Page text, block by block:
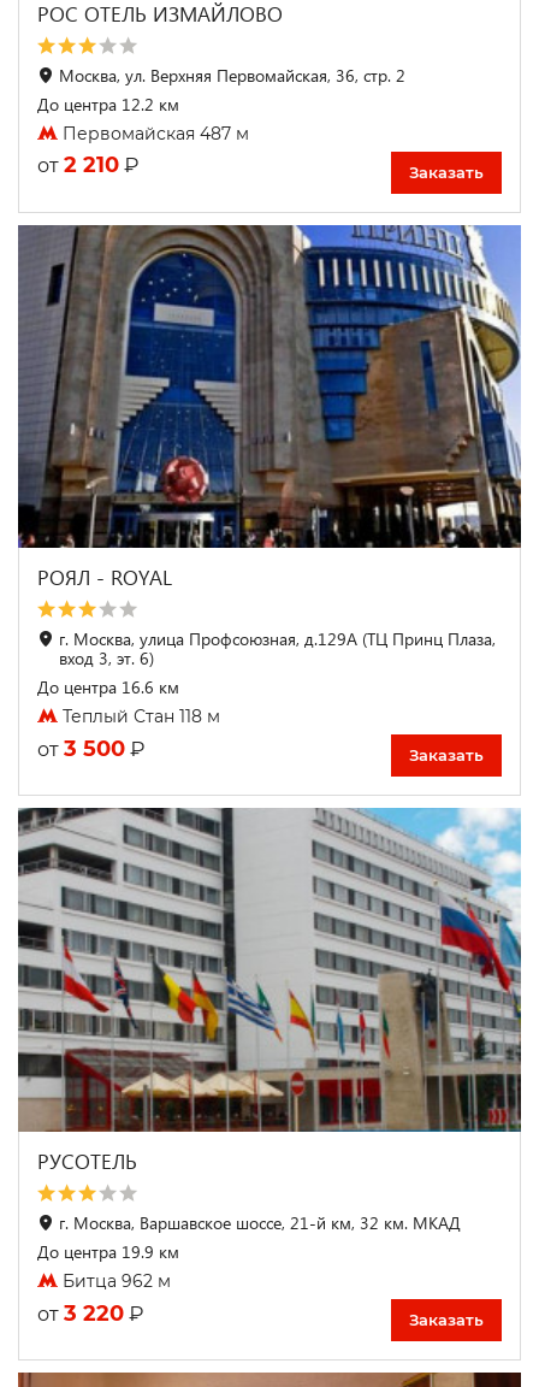
РОС ОТЕЛЬ ИЗМАЙЛОВО
Москва, ул. Верхняя Первомайская, 36, стр. 2
До центра 12.2 км
Первомайская 487 м
от 2 210 ₽ Заказать
РОЯЛ - ROYAL
г. Москва, улица Профсоюзная, д.129А (ТЦ Принц Плаза,
вход 3, эт. 6)
До центра 16.6 км
Теплый Стан 118 м
от 3 500 ₽ Заказать
РУСОТЕЛЬ
г. Москва, Варшавское шоссе, 21-й км, 32 км. МКАД
До центра 19.9 км
Битца 962 м
от 3 220 ₽ Заказать